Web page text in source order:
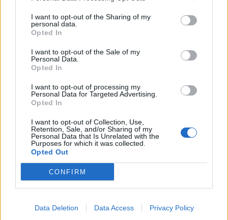
I want to opt-out of the Sharing of my
personal data.
Opted In
I want to opt-out of the Sale of my
Personal Data.
Opted In
I want to opt-out of processing my
Personal Data for Targeted Advertising.
Opted In
I want to opt-out of Collection, Use,
Retention, Sale, and/or Sharing of my
Personal Data that Is Unrelated with the
Purposes for which it was collected.
Opted Out
CONFIRM
Data Deletion Data Access Privacy Policy
semplicemente un miglioramento delle sue
condizioni carcerarie (soffriva il freddo
particolarmente), proponendo di offrire
elementi che naturalmente dovevano essere
vagliati e verificati. Ma pure quella
disponibilità fu fatta cadere.
E questo è clamoroso anche per chi, come
chi scrive questa pagina, non ha mai creduto
all’incontro Riina-Andreotti. La Procura era
tutta concentrata sulla caccia ad Andreotti:
eppure chiuse la porta perfino quando
Ciancimino offriva elementi buoni per quella
pista investigativa principale di Caselli. Come
si spiega? Caselli avrebbe potuto trovare
elementi – o magari addirittura le prove – su
quello che cercava. E invece no.